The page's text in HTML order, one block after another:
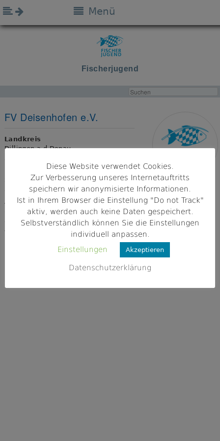
Fischerjugend
Menü
FV Deisenhofen e.V.
Landkreis
Dillingen a.d.Donau
Schwaben
Adresse
89426 Mödingen
Webseite
http://www.fischereiverein-deisenhofe
Diese Website verwendet Cookies.
Zur Verbesserung unseres Internetauftritts
speichern wir anonymisierte Informationen.
Ist in Ihrem Browser die Einstellung "Do not Track"
aktiv, werden auch keine Daten gespeichert.
Selbstverständlich können Sie die Einstellungen
individuell anpassen.
Einstellungen
Akzeptieren
Datenschutzerklärung